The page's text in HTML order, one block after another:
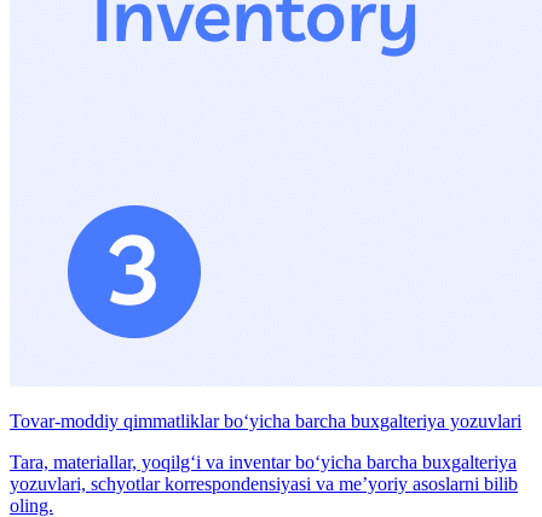
Tovar-moddiy qimmatliklar boʻyicha barcha buxgalteriya yozuvlari
Tara, materiallar, yoqilgʻi va inventar boʻyicha barcha buxgalteriya
yozuvlari, schyotlar korrespondensiyasi va meʼyoriy asoslarni bilib
oling.